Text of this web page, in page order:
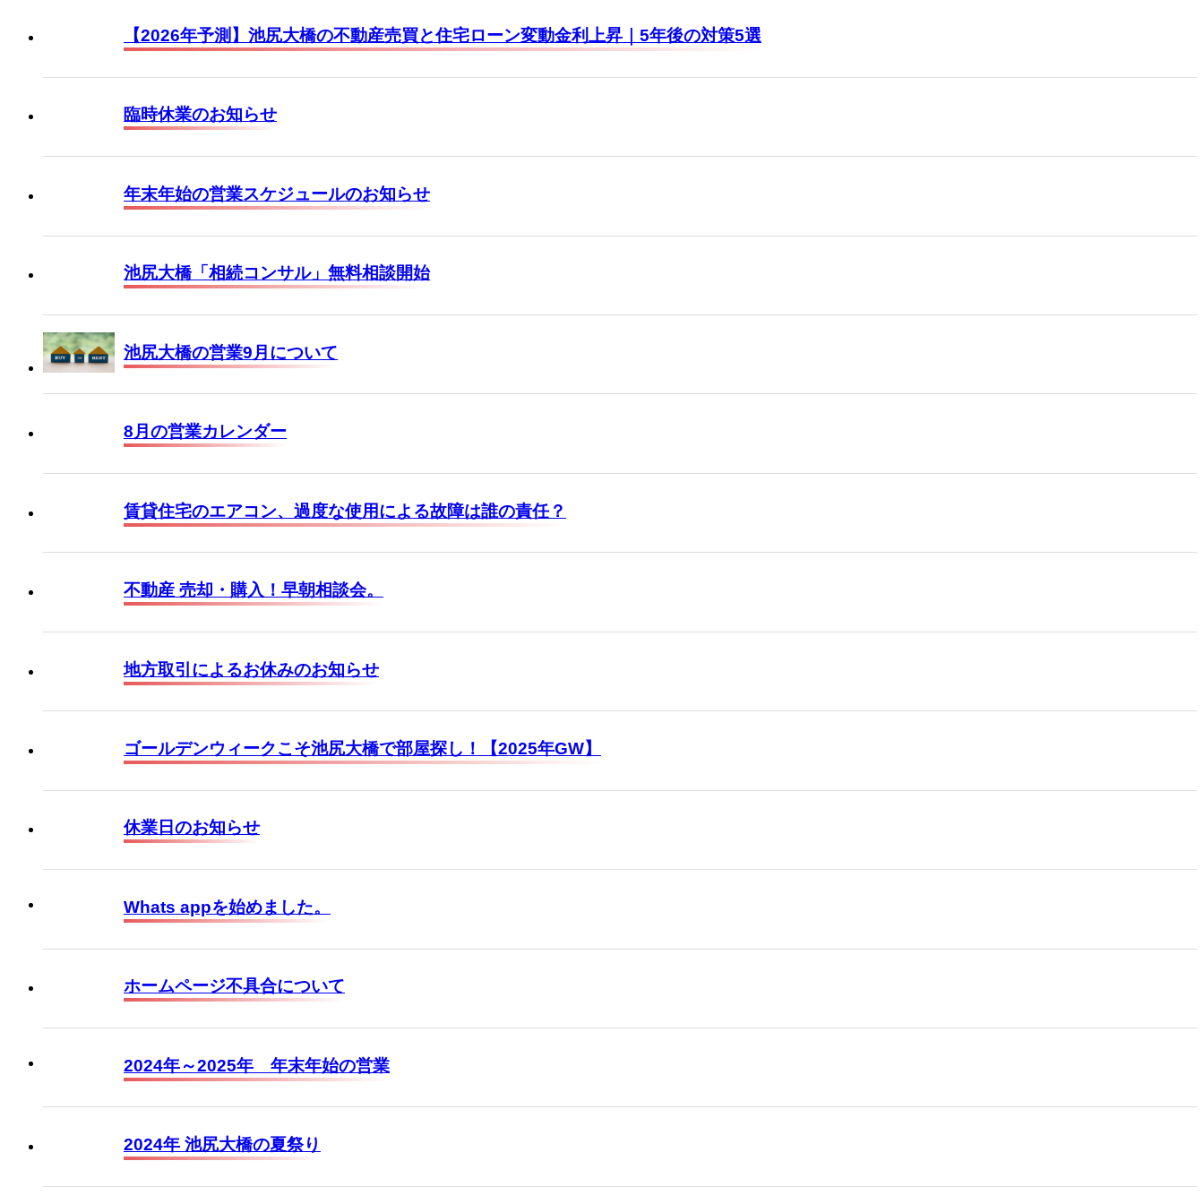
【2026年予測】池尻大橋の不動産売買と住宅ローン変動金利上昇｜5年後の対策5選
臨時休業のお知らせ
年末年始の営業スケジュールのお知らせ
池尻大橋「相続コンサル」無料相談開始
池尻大橋の営業9月について
8月の営業カレンダー
賃貸住宅のエアコン、過度な使用による故障は誰の責任？
不動産 売却・購入！早朝相談会。
地方取引によるお休みのお知らせ
ゴールデンウィークこそ池尻大橋で部屋探し！【2025年GW】
休業日のお知らせ
Whats appを始めました。
ホームページ不具合について
2024年～2025年 年末年始の営業
2024年 池尻大橋の夏祭り